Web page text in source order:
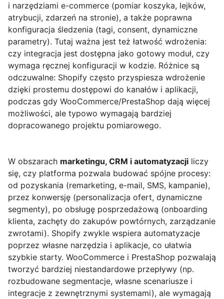
i narzędziami e-commerce (pomiar koszyka, lejków,
atrybucji, zdarzeń na stronie), a także poprawna
konfiguracja śledzenia (tagi, consent, dynamiczne
parametry). Tutaj ważna jest też łatwość wdrożenia:
czy integracja jest dostępna jako gotowy moduł, czy
wymaga ręcznej konfiguracji w kodzie. Różnice są
odczuwalne: Shopify często przyspiesza wdrożenie
dzięki prostemu dostępowi do kanałów i aplikacji,
podczas gdy WooCommerce/PrestaShop dają więcej
możliwości, ale typowo wymagają bardziej
dopracowanego projektu pomiarowego.
W obszarach marketingu, CRM i automatyzacji liczy
się, czy platforma pozwala budować spójne procesy:
od pozyskania (remarketing, e-mail, SMS, kampanie),
przez konwersję (personalizacja ofert, dynamiczne
segmenty), po obsługę posprzedażową (onboarding
klienta, zachęty do zakupów powtórnych, zarządzanie
zwrotami). Shopify zwykle wspiera automatyzacje
poprzez własne narzędzia i aplikacje, co ułatwia
szybkie starty. WooCommerce i PrestaShop pozwalają
tworzyć bardziej niestandardowe przepływy (np.
rozbudowane segmentacje, własne scenariusze i
integracje z zewnętrznymi systemami), ale wymagają